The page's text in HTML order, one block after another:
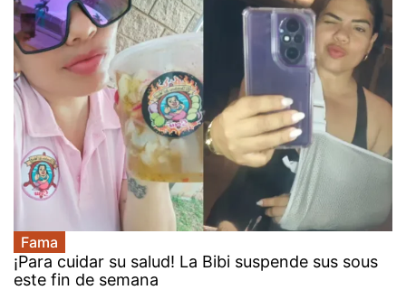
Fama
¡Para cuidar su salud! La Bibi suspende sus sous
este fin de semana